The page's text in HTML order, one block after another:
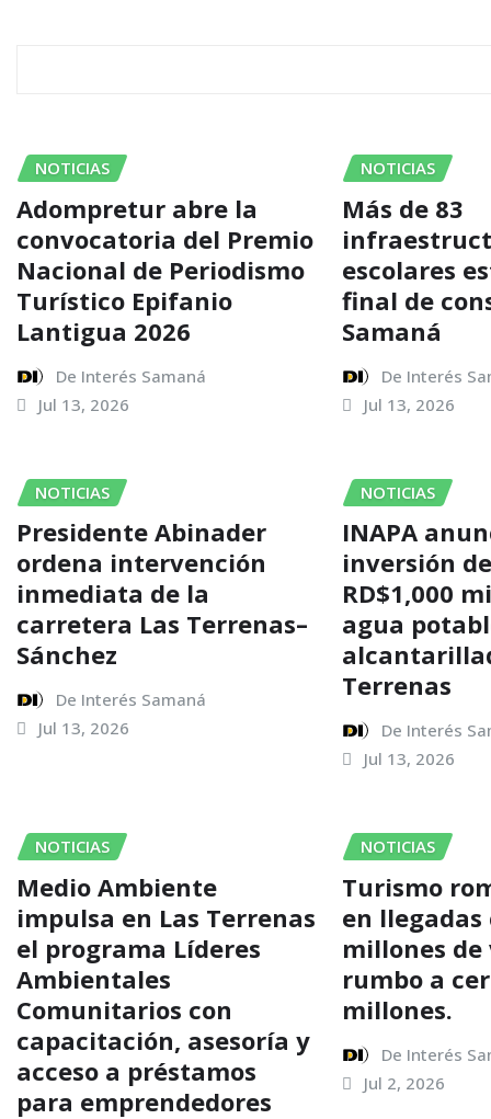
NOTICIAS
Adompretur abre la
convocatoria del Premio
Nacional de Periodismo
Turístico Epifanio
Lantigua 2026
De Interés Samaná
Jul 13, 2026
NOTICIAS
Más de 83
escolares
final de
Samaná
De Interés
Jul 13, 2026
NOTICIAS
Presidente Abinader
ordena intervención
inmediata de la
carretera Las Terrenas–
Sánchez
De Interés Samaná
Jul 13, 2026
NOTICIAS
INAPA
inversión
RD$1,000
agua
Terrenas
De Interés
Jul 13, 2026
NOTICIAS
Medio Ambiente
impulsa en Las Terrenas
el programa Líderes
Ambientales
Comunitarios con
capacitación, asesoría y
acceso a préstamos
para emprendedores
NOTICIAS
Turismo
en llegadas
millones
rumbo a
millones.
De Interés
Jul 2, 2026